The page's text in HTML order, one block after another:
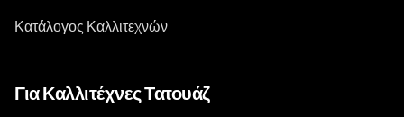
Κατάλογος Καλλιτεχνών
Για Καλλιτέχνες Τατουάζ